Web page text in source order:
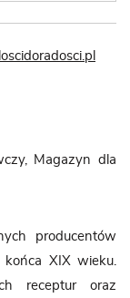
Magazyn dla
producentów
końca XIX wieku.
receptur oraz